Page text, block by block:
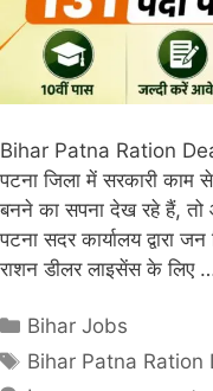
Bihar Patna Ration
पटना जिला में सरकारी काम
बनने का सपना देख रहे हैं,
पटना सदर कार्यालय द्वारा
राशन डीलर लाइसेंस के लिए
Bihar Jobs
Bihar Patna